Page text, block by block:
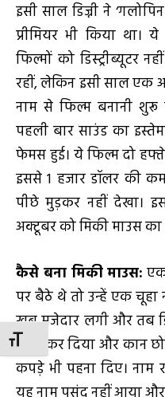
TOGGLE FONT SIZE
इसी साल डिज्नी ने
प्रीमियर भी किया था।
फिल्मों को डिस्ट्रीब्यूटर
रहीं, लेकिन इसी साल एक
नाम से फिल्म बनानी शुरू
पहली बार साउंड का
फेमस हुई। ये फिल्म दो
इससे 1 हजार डॉलर की
पीछे मुड़कर नहीं देखा।
अक्टूबर को मिकी माउस का
कैसे बना मिकी माउस:
पर बैठे थे तो उन्हें एक चूहा
खूब मजेदार लगी और तब
मोटा कर दिया और कान
कपड़े भी पहना दिए। नाम